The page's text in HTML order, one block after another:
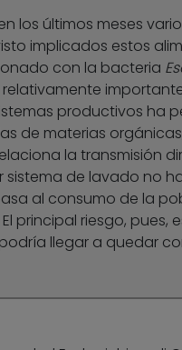
los últimos meses
implicados estos
con la bacteria
productivos ha
de materias
la transmisión
sistema de lavado no
al consumo de la
principal riesgo, pues,
llegar a quedar